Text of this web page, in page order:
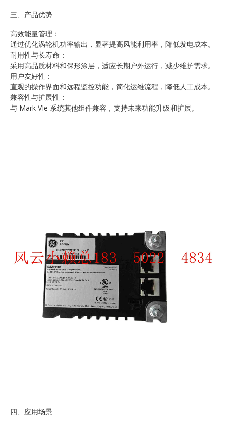
三、产品优势
高效能量管理：
通过优化涡轮机功率输出，显著提高风能利用率，降低发电成本。
耐用性与长寿命：
采用高品质材料和保形涂层，适应长期户外运行，减少维护需求。
用户友好性：
直观的操作界面和远程监控功能，简化运维流程，降低人工成本。
兼容性与扩展性：
与 Mark VIe 系统其他组件兼容，支持未来功能升级和扩展。
四、应用场景